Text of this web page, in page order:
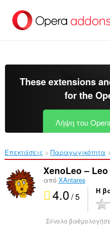
στο
κύριο
These extensions
for the
Λήψη του
Επεκτάσεις Παραγωγικότητα
XenoLeo –
από XAntares
4.0/ 5 Η
Σύνολο